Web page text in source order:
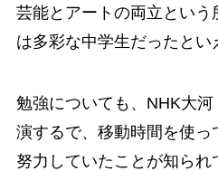
芸能とアートの両立という
は多彩な中学生だったとい
勉強についても、NHK大河
演するで、移動時間を使っ
努力していたことが知られ